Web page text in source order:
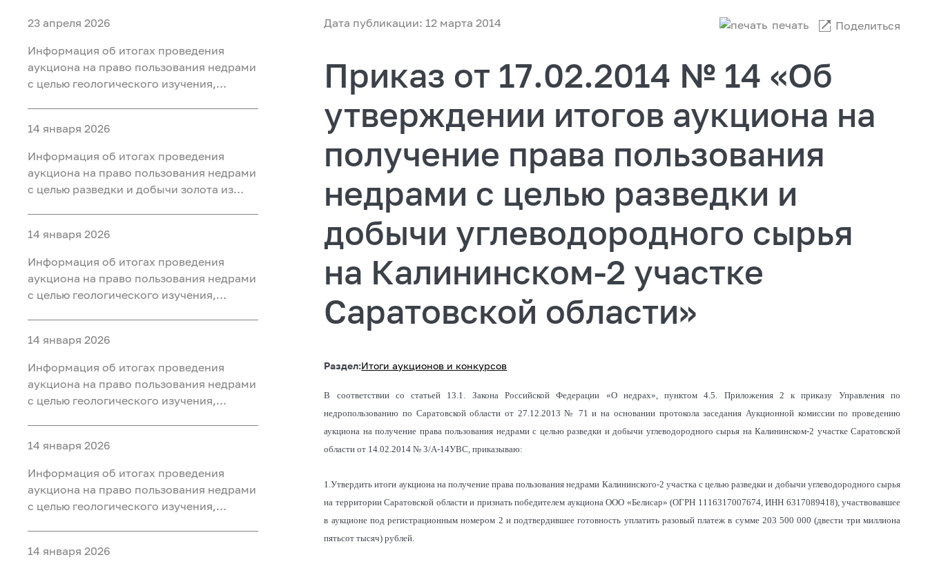
23 апреля 2026
Информация об итогах проведения
аукциона на право пользования недрами
с целью геологического изучения,
«Тарховский», расположенного на
территории Ханты-Мансийского района
Ханты-Мансийского автономного округа
- Югры
14 января 2026
Информация об итогах проведения
аукциона на право пользования недрами
с целью разведки и добычи золота из
недр «Мостовка р.» в Свердловской
области
14 января 2026
Информация об итогах проведения
аукциона на право пользования недрами
с целью геологического изучения,
«Юильский 5», расположенного на
территории Белоярского района Ханты-
Мансийского автономного округа - Югры
14 января 2026
Информация об итогах проведения
аукциона на право пользования недрами
с целью геологического изучения,
участке недр «Радомский»,
расположенного на территории
Октябрьского района Ханты-
Мансийского автономного округа - Югры
14 января 2026
Информация об итогах проведения
аукциона на право пользования недрами
с целью геологического изучения,
«Сергинский 9», расположенного на
14 января 2026
Дата публикации: 12 марта 2014 печать Поделиться
Приказ от 17.02.2014 № 14 «Об
утверждении итогов аукциона на
получение права пользования
недрами с целью разведки и
добычи углеводородного сырья
на Калининском-2 участке
Саратовской области»
Раздел:Итоги аукционов и конкурсов
В соответствии со статьей 13.1. Закона Российской Федерации «О недрах», пунктом 4.5. Приложения 2 к приказу Управления по
недропользованию по Саратовской области от 27.12.2013 № 71 и на основании протокола заседания Аукционной комиссии по проведению
аукциона на получение права пользования недрами с целью разведки и добычи углеводородного сырья на Калининском-2 участке Саратовской
области от 14.02.2014 № 3/А-14УВС, приказываю:
1.Утвердить итоги аукциона на получение права пользования недрами Калининского-2 участка с целью разведки и добычи углеводородного сырья
на территории Саратовской области и признать победителем аукциона ООО «Белисар» (ОГРН 1116317007674, ИНН 6317089418), участвовавшее
в аукционе под регистрационным номером 2 и подтвердившее готовность уплатить разовый платеж в сумме 203 500 000 (двести три миллиона
пятьсот тысяч) рублей.